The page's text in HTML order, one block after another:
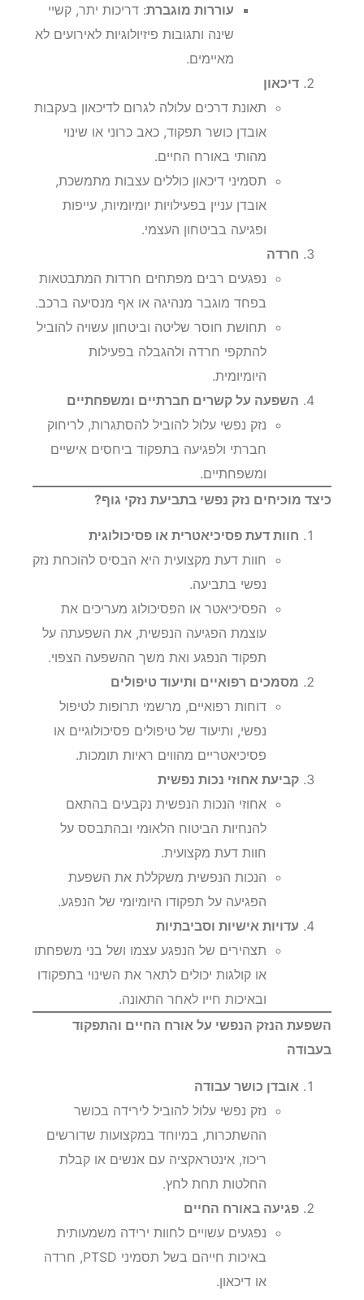
עוררות מוגברת: דריכות יתר, קשיי
שינה ותגובות פיזיולוגיות לאירועים לא
מאיימים.
דיכאון
תאונת דרכים עלולה לגרום לדיכאון בעקבות
אובדן כושר תפקוד, כאב כרוני או שינוי
מהותי באורח החיים.
תסמיני דיכאון כוללים עצבות מתמשכת,
אובדן עניין בפעילויות יומיומיות, עייפות
ופגיעה בביטחון העצמי.
חרדה
נפגעים רבים מפתחים חרדות המתבטאות
בפחד מוגבר מנהיגה או אף מנסיעה ברכב.
תחושת חוסר שליטה וביטחון עשויה להוביל
להתקפי חרדה ולהגבלה בפעילות
היומיומית.
השפעה על קשרים חברתיים ומשפחתיים
נזק נפשי עלול להוביל להסתגרות, לריחוק
חברתי ולפגיעה בתפקוד ביחסים אישיים
ומשפחתיים.
כיצד מוכיחים נזק נפשי בתביעת נזקי גוף?
חוות דעת פסיכיאטרית או פסיכולוגית
חוות דעת מקצועית היא הבסיס להוכחת נזק
נפשי בתביעה.
הפסיכיאטר או הפסיכולוג מעריכים את
עוצמת הפגיעה הנפשית, את השפעתה על
תפקוד הנפגע ואת משך ההשפעה הצפוי.
מסמכים רפואיים ותיעוד טיפולים
דוחות רפואיים, מרשמי תרופות לטיפול
נפשי, ותיעוד של טיפולים פסיכולוגיים או
פסיכיאטריים מהווים ראיות תומכות.
קביעת אחוזי נכות נפשית
אחוזי הנכות הנפשית נקבעים בהתאם
להנחיות הביטוח הלאומי ובהתבסס על
חוות דעת מקצועית.
הנכות הנפשית משקללת את השפעת
הפגיעה על תפקודו היומיומי של הנפגע.
עדויות אישיות וסביבתיות
תצהירים של הנפגע עצמו ושל בני משפחתו
או קולגות יכולים לתאר את השינוי בתפקודו
ובאיכות חייו לאחר התאונה.
השפעת הנזק הנפשי על אורח החיים והתפקוד
בעבודה
אובדן כושר עבודה
נזק נפשי עלול להוביל לירידה בכושר
ההשתכרות, במיוחד במקצועות שדורשים
ריכוז, אינטראקציה עם אנשים או קבלת
החלטות תחת לחץ.
פגיעה באורח החיים
נפגעים עשויים לחוות ירידה משמעותית
באיכות חייהם בשל תסמיני PTSD, חרדה
או דיכאון.